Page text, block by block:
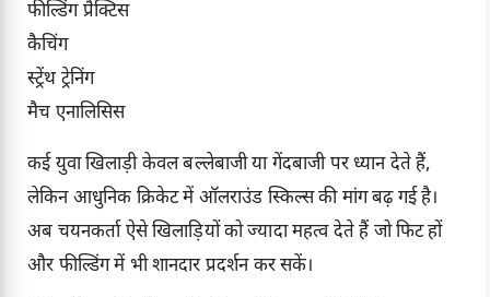
फील्डिंग प्रैक्टिस
कैचिंग
स्ट्रेंथ ट्रेनिंग
मैच एनालिसिस
कई युवा खिलाड़ी केवल बल्लेबाजी या गेंदबाजी पर ध्यान देते हैं,
लेकिन आधुनिक क्रिकेट में ऑलराउंड स्किल्स की मांग बढ़ गई है।
अब चयनकर्ता ऐसे खिलाड़ियों को ज्यादा महत्व देते हैं जो फिट हों
और फील्डिंग में भी शानदार प्रदर्शन कर सकें।